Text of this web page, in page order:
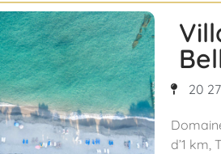
20
d’1 km,